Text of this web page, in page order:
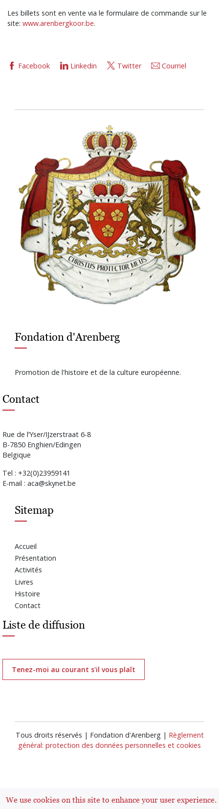
Les billets sont en vente via le formulaire de commande sur le
site: www.arenbergkoor.be.
Facebook Linkedin Twitter Courriel
Fondation d'Arenberg
Promotion de l'histoire et de la culture européenne.
Contact
Rue de l’Yser/IJzerstraat 6-8
B-7850 Enghien/Edingen
Belgique
Tel : +32(0)23959141
E-mail : aca@skynet.be
Sitemap
Accueil
Présentation
Activités
Livres
Histoire
Contact
Liste de diffusion
Tenez-moi au courant s'il vous plaît
Tous droits réservés | Fondation d'Arenberg | Règlement
général: protection des données personnelles et cookies
We use cookies on this site to enhance your user experience.